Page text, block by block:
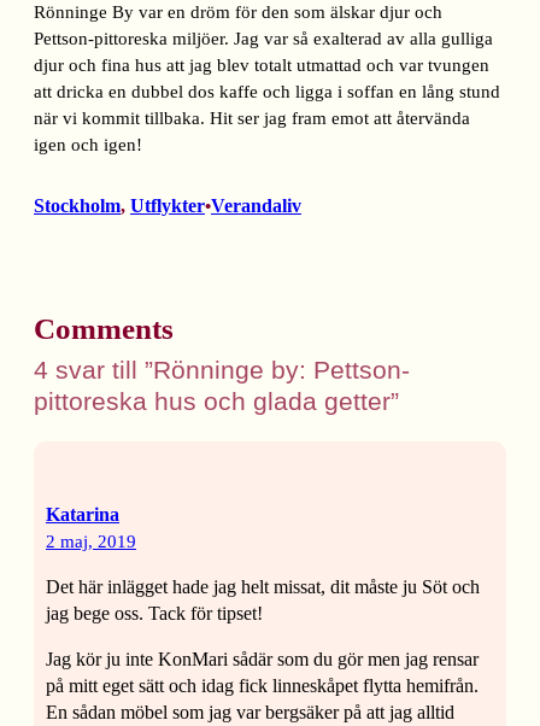
Rönninge By var en dröm för den som älskar djur och
Pettson-pittoreska miljöer. Jag var så exalterad av alla gulliga
djur och fina hus att jag blev totalt utmattad och var tvungen
att dricka en dubbel dos kaffe och ligga i soffan en lång stund
när vi kommit tillbaka. Hit ser jag fram emot att återvända
igen och igen!
Stockholm, Utflykter•Verandaliv
Comments
4 svar till ”Rönninge by: Pettson-
pittoreska hus och glada getter”
Katarina
2 maj, 2019
Det här inlägget hade jag helt missat, dit måste ju Söt och
jag bege oss. Tack för tipset!
Jag kör ju inte KonMari sådär som du gör men jag rensar
på mitt eget sätt och idag fick linneskåpet flytta hemifrån.
En sådan möbel som jag var bergsäker på att jag alltid